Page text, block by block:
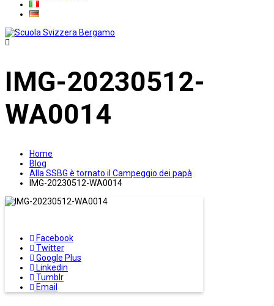
IMG-20230512-
WA0014
Home
Blog
Alla SSBG è tornato il Campeggio dei papà
IMG-20230512-WA0014
Facebook
Twitter
Google Plus
Linkedin
Tumblr
Email